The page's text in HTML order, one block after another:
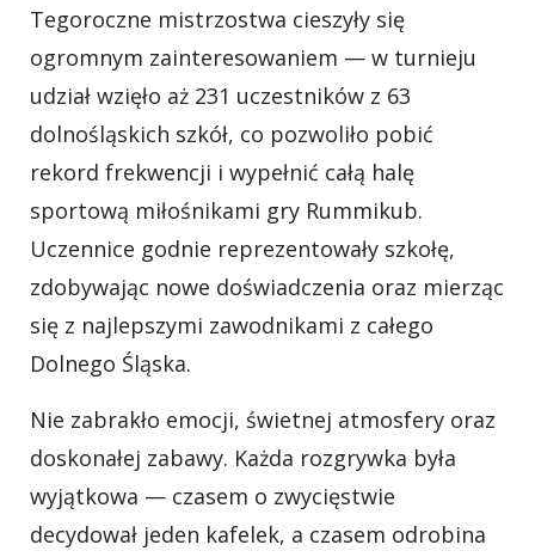
Tegoroczne mistrzostwa cieszyły się
ogromnym zainteresowaniem — w turnieju
udział wzięło aż 231 uczestników z 63
dolnośląskich szkół, co pozwoliło pobić
rekord frekwencji i wypełnić całą halę
sportową miłośnikami gry Rummikub.
Uczennice godnie reprezentowały szkołę,
zdobywając nowe doświadczenia oraz mierząc
się z najlepszymi zawodnikami z całego
Dolnego Śląska.
Nie zabrakło emocji, świetnej atmosfery oraz
doskonałej zabawy. Każda rozgrywka była
wyjątkowa — czasem o zwycięstwie
decydował jeden kafelek, a czasem odrobina